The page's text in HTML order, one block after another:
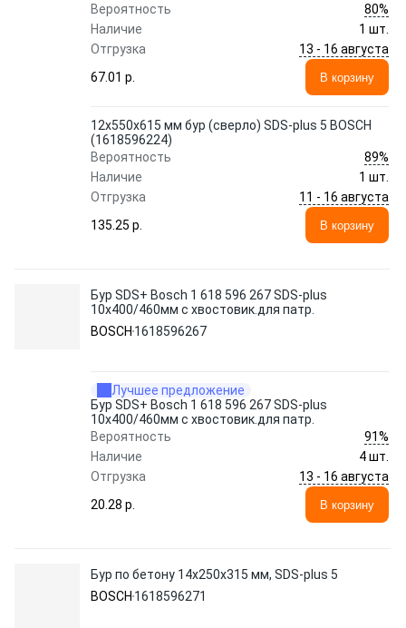
Вероятность
80%
Наличие
1 шт.
Отгрузка
13 - 16 августа
67.01 p.
В корзину
12х550х615 мм бур (сверло) SDS-plus 5 BOSCH
(1618596224)
Вероятность
89%
Наличие
1 шт.
Отгрузка
11 - 16 августа
135.25 p.
В корзину
Бур SDS+ Bosch 1 618 596 267 SDS-plus
10x400/460мм с хвостовик.для патр.
BOSCH 1618596267
Лучшее предложение
Бур SDS+ Bosch 1 618 596 267 SDS-plus
10x400/460мм с хвостовик.для патр.
Вероятность
91%
Наличие
4 шт.
Отгрузка
13 - 16 августа
20.28 p.
В корзину
Бур по бетону 14х250х315 мм, SDS-plus 5
BOSCH 1618596271